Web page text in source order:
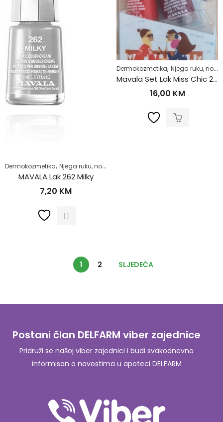
Dermokozmetika, Njega ruku, noktiju i stopala
MAVALA Lak 262 Milky
7,20 KM
Dermokozmetika, Njega ruku, noktiju i stopala
Mavala Set Lak Miss Chic 2/1 50 – 62
16,00 KM
1 2 SLJEDEĆA
Postani član DELFARM viber zajednice
Pridruži se našoj viber zajednici i budi svakodnevno
informisan o novostima u apoteci DELFARM